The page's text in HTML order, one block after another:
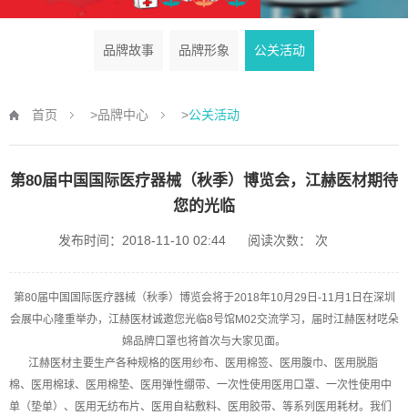
品牌故事 品牌形象 公关活动
首页 >品牌中心 >公关活动
第80届中国国际医疗器械（秋季）博览会，江赫医材期待
您的光临
发布时间：2018-11-10 02:44 阅读次数： 次
第80届中国国际医疗器械（秋季）博览会将于2018年10月29日-11月1日在深圳
会展中心隆重举办，江赫医材诚邀您光临8号馆M02交流学习，届时江赫医材呓朵
婂品牌口罩也将首次与大家见面。
江赫医材主要生产各种规格的医用纱布、医用棉签、医用腹巾、医用脱脂
棉、医用棉球、医用棉垫、医用弹性绷带、一次性使用医用口罩、一次性使用中
单（垫单）、医用无纺布片、医用自粘敷料、医用胶带、等系列医用耗材。我们